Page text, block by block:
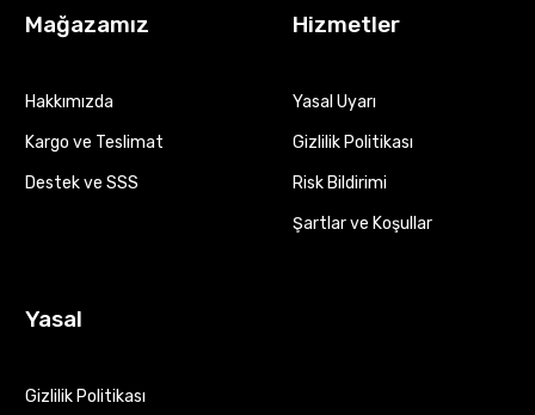
Mağazamız
Hakkımızda
Kargo ve Teslimat
Destek ve SSS
Hizmetler
Yasal Uyarı
Gizlilik Politikası
Risk Bildirimi
Şartlar ve Koşullar
Yasal
Gizlilik Politikası